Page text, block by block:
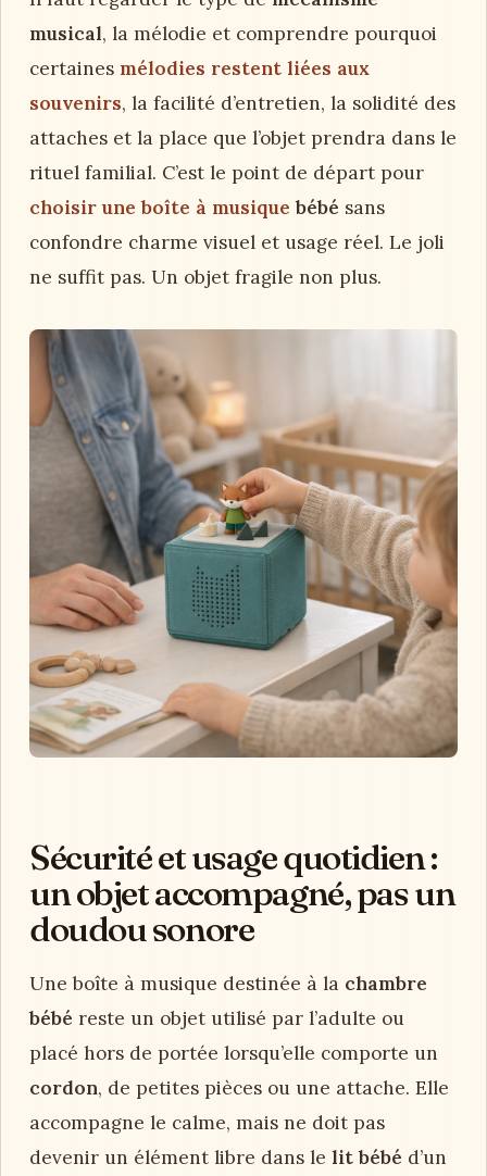
musical, la mélodie et comprendre pourquoi
certaines mélodies restent liées aux
souvenirs, la facilité d’entretien, la solidité des
attaches et la place que l’objet prendra dans le
rituel familial. C’est le point de départ pour
choisir une boîte à musique bébé sans
confondre charme visuel et usage réel. Le joli
ne suffit pas. Un objet fragile non plus.
Sécurité et usage quotidien :
un objet accompagné, pas un
doudou sonore
Une boîte à musique destinée à la chambre
bébé reste un objet utilisé par l’adulte ou
placé hors de portée lorsqu’elle comporte un
cordon, de petites pièces ou une attache. Elle
accompagne le calme, mais ne doit pas
devenir un élément libre dans le lit bébé d’un